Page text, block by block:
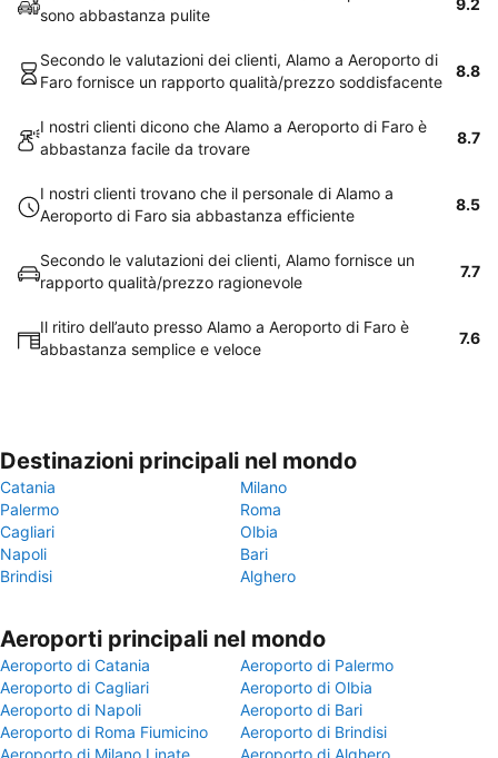
sono abbastanza pulite
9.2
Secondo le valutazioni dei clienti, Alamo a Aeroporto di
Faro fornisce un rapporto qualità/prezzo soddisfacente
8.8
I nostri clienti dicono che Alamo a Aeroporto di Faro è
abbastanza facile da trovare
8.7
I nostri clienti trovano che il personale di Alamo a
Aeroporto di Faro sia abbastanza efficiente
8.5
Secondo le valutazioni dei clienti, Alamo fornisce un
rapporto qualità/prezzo ragionevole
7.7
Il ritiro dell’auto presso Alamo a Aeroporto di Faro è
abbastanza semplice e veloce
7.6
Destinazioni principali nel mondo
Catania
Milano
Palermo
Roma
Cagliari
Olbia
Napoli
Bari
Brindisi
Alghero
Aeroporti principali nel mondo
Aeroporto di Catania
Aeroporto di Palermo
Aeroporto di Cagliari
Aeroporto di Olbia
Aeroporto di Napoli
Aeroporto di Bari
Aeroporto di Roma Fiumicino
Aeroporto di Brindisi
Aeroporto di Milano Linate
Aeroporto di Alghero